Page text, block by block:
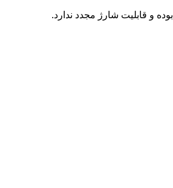
بوده و قابلیت شارژ مجدد ندارد.